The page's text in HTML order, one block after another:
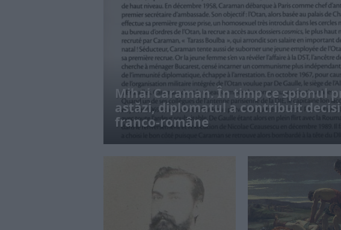
Mihai Caraman. În timp ce spionul
astăzi, diplomatul a contribuit
franco-române